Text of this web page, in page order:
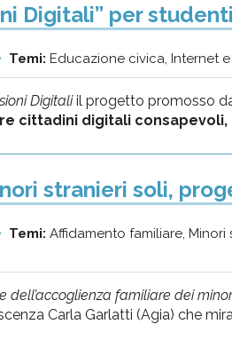
Digitali” per
Temi: Educazione civica, Internet
Digitaliil progetto promosso
cittadini digitali
stranieri soli,
Temi: Affidamento familiare,
dell’accoglienza familiare dei
Carla Garlatti (Agia) che